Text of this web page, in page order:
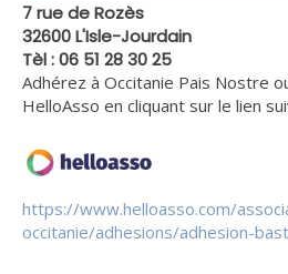
7 rue de Rozès
32600 L'Isle-Jourdain
Tèl : 06 51 28 30 25
Adhérez à Occitanie Pais Nostre
HelloAsso en cliquant sur le lien
https://www.helloasso.com/
occitanie/adhesions/adhesion-